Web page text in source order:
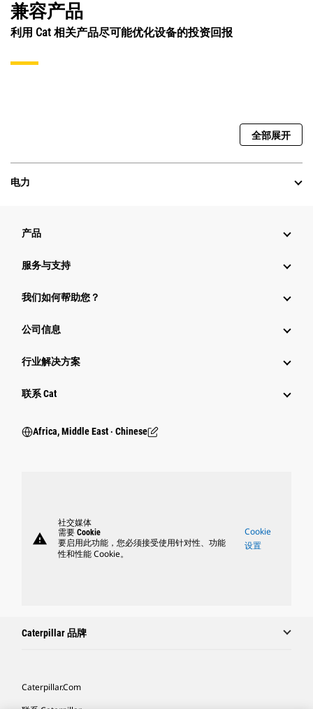
兼容产品
利用 Cat 相关产品尽可能优化设备的投资回报
全部展开
电力
产品
服务与支持
我们如何帮助您？
公司信息
行业解决方案
行业
联系 Cat
Africa, Middle East ‧ Chinese
warning
社交媒体
需要 Cookie
要启用此功能，您必须接受使用针对性、功能
性和性能 Cookie。
Cookie
设置
Caterpillar 品牌
Caterpillar.com